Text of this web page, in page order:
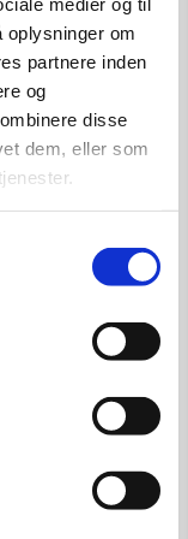
om
partnere inden
og
disse
dem, eller som